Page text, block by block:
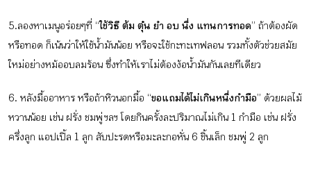
5. ลองหาเมนูอร่อยๆที่ “ใช้วิธี ต้ม ตุ๋น ยำ อบ นึ่ง แทนการทอด” ถ้าต้องผัด
หรือทอด ก็เน้นว่าให้ใช้น้ำมันน้อย หรือจะใช้กะทะเทฟลอน รวมทั้งตัวช่วยสมัย
ใหม่อย่างหม้ออบลมร้อน ซึ่งทำให้เราไม่ต้องง้อน้ำมันกันเลยทีเดียว
6. หลังมื้ออาหาร หรือถ้าหิวนอกมื้อ “ขอแถมได้ไม่เกินหนึ่งกำมือ” ด้วยผลไม้
หวานน้อย เช่น ฝรั่ง ชมพู่ ฯลฯ โดยกินครั้งละปริมาณไม่เกิน 1 กำมือ เช่น ฝรั่ง
ครึ่งลูก แอปเปิ้ล 1 ลูก สับปะรดหรือมะละกอหั่น 6 ชิ้นเล็ก ชมพู่ 2 ลูก